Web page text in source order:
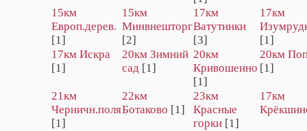
15км
Европ.дерев.
[1]
15км
Минвнешторг
[2]
17км
Ватутинки
[3]
17км
[1]
17км Искра
[1]
20км Зимний
сад [1]
20км
Кривошеино
[1]
20км
[1]
21км
Черничн.поля
[1]
22км
Ботаково [1]
23км
Красные
горки [1]
17км